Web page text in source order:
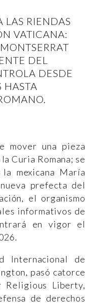
RIENDAS
VATICANA:
DEL
DESDE
HASTA
mover una pieza
Curia Romana; se
mexicana María
prefecta del
el organismo
informativos de
en vigor el
Internacional de
pasó catorce
Religious Liberty,
de derechos